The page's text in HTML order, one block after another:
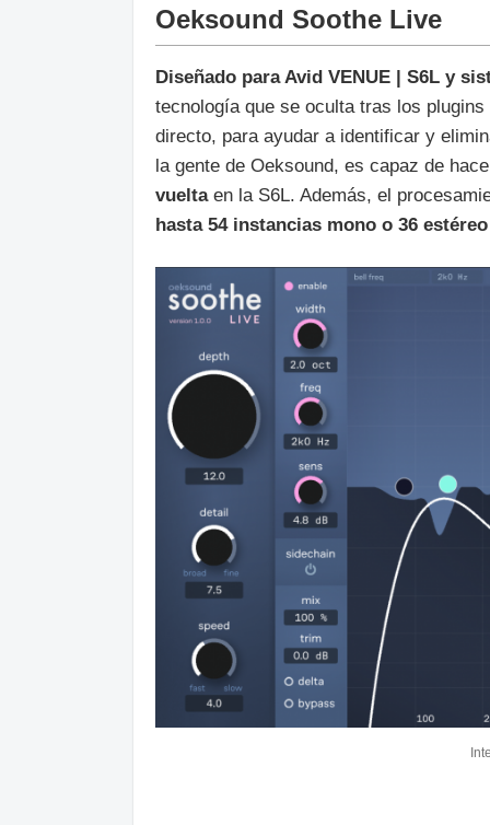
Oeksound Soothe Live
Diseñado para Avid VENUE | S6L y
tecnología que se oculta tras los
directo, para ayudar a identificar y
la gente de Oeksound, es capaz de
vuelta en la S6L. Además, el
hasta 54 instancias mono o 36